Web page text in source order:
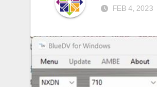
FEB 4, 2023